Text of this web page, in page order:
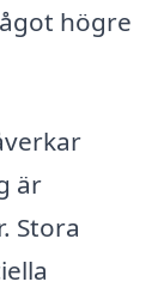
högre
är
Stora